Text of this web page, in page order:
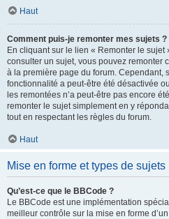
Haut
Comment puis-je remonter mes sujets ?
En cliquant sur le lien « Remonter le sujet
consulter un sujet, vous pouvez remonter
à la première page du forum. Cependant,
fonctionnalité a peut-être été désactivée
les remontées n’a peut-être pas encore
remonter le sujet simplement en y
tout en respectant les règles du forum.
Haut
Mise en forme et types de sujets
Qu’est-ce que le BBCode ?
Le BBCode est une implémentation
meilleur contrôle sur la mise en forme